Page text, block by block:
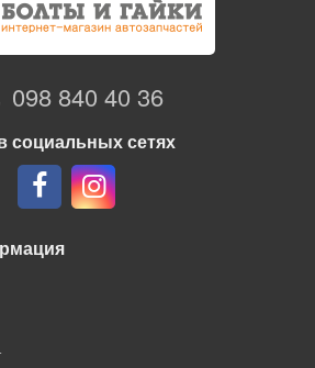
098 840 40 36
социальных сетях